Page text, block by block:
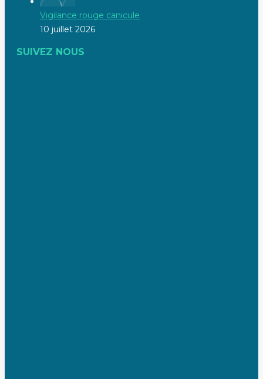
Vigilance rouge canicule
10 juillet 2026
SUIVEZ NOUS